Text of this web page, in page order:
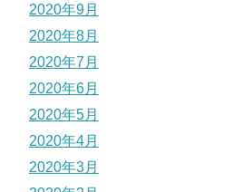
2020年9月
2020年8月
2020年7月
2020年6月
2020年5月
2020年4月
2020年3月